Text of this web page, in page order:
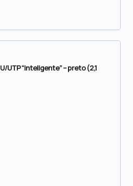
UTP “inteligente” – preto (2,1